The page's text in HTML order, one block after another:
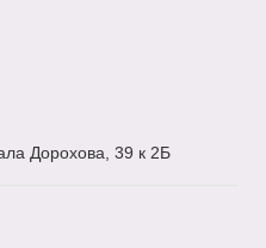
Дорохова, 39 к 2Б